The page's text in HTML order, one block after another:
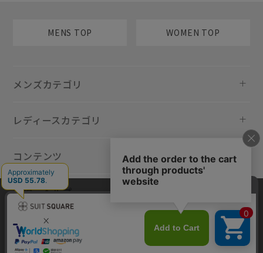
MENS TOP WOMEN TOP
メンズカテゴリ
レディースカテゴリ
コンテンツ
規約・ヘルプ
当サイトでは利用体験の向上およびコンテンツの最適な提供、トラフィ
ックの分析を目的としてCookieを使用しています。サイトの閲覧を継続
された場合、Cookieの利用に同意したものといたします。詳細について
はプライバシーポリシー をご確認ください。